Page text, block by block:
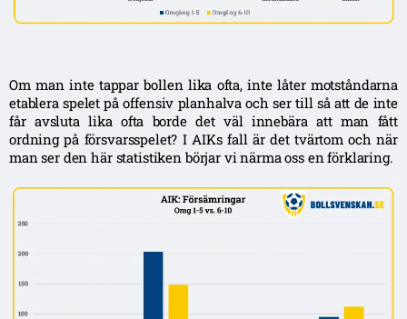
Om man inte tappar bollen lika ofta, inte låter motståndarna
etablera spelet på offensiv planhalva och ser till så att de inte
får avsluta lika ofta borde det väl innebära att man fått
ordning på försvarsspelet? I AIKs fall är det tvärtom och när
man ser den här statistiken börjar vi närma oss en förklaring.